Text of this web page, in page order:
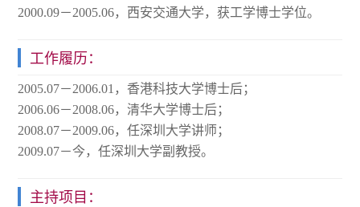
2000.09－2005.06，西安交通大学，获工学博士学位。
工作履历：
2005.07－2006.01，香港科技大学博士后；
2006.06－2008.06，清华大学博士后；
2008.07－2009.06，任深圳大学讲师；
2009.07－今，任深圳大学副教授。
主持项目：